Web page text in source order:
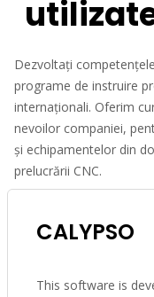
Dezvoltați
programe de instruire
internaționali. Oferim
nevoilor companiei,
și echipamentelor din
prelucrării CNC.
CALYPSO
This software is